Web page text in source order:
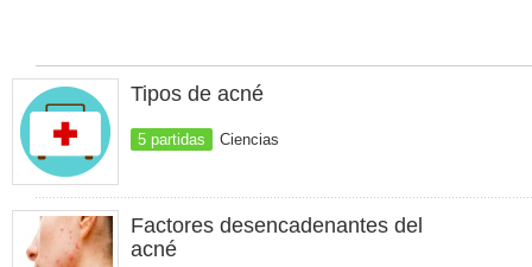
Tipos de acné
5 partidas Ciencias
Factores desencadenantes del
acné